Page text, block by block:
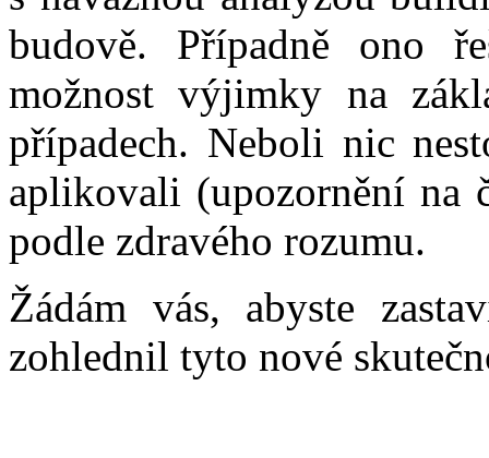
budově. Případně ono
možnost výjimky na
případech. Neboli nic
aplikovali (upozornění na
podle zdravého rozumu.
Žádám vás, abyste
zohlednil tyto nové